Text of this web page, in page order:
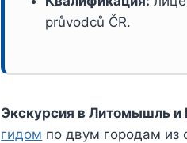
průvodců ČR.
Экскурсия в Литомышль и
гидом по двум городам из